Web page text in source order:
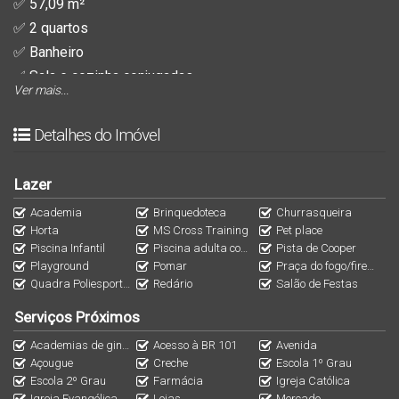
✅ 57,09 m²
✅ 2 quartos
✅ Banheiro
✅ Sala e cozinha conjugadas
✅ Sacada com churrasqueira
✅ Empreendimento com infraestrutura completa estilo Club
a entrega.
🚗 Aceita carro como parte de pagamento
📲 Quer mais informações, valores e condições? Me chama
que te explico tudo!
Ver mais...
Detalhes do Imóvel
Lazer
Academia Brinquedoteca
Churrasqueira
Horta
MS Cross Training
Pet place
Piscina Infantil
Piscina adulta com prainha
Pista de Cooper
Playground
Pomar
Praça do fogo/fireplace
Quadra Poliesportiva
Redário Salão de Festas
Serviços Próximos
Academias de ginástica Acesso à BR 101
Avenida
Açougue
Creche
Escola 1º Grau
Escola 2º Grau
Farmácia
Igreja Católica